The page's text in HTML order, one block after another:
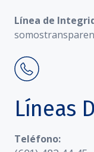
Línea de
Líneas
Teléfono: